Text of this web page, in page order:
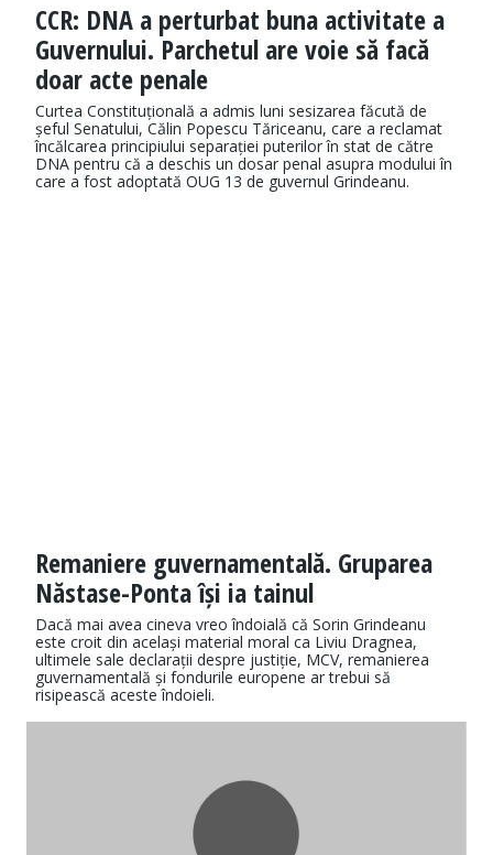
CCR: DNA a perturbat buna activitate a
Guvernului. Parchetul are voie să facă
doar acte penale
Curtea Constituțională a admis luni sesizarea făcută de
șeful Senatului, Călin Popescu Tăriceanu, care a reclamat
încălcarea principiului separației puterilor în stat de către
DNA pentru că a deschis un dosar penal asupra modului în
care a fost adoptată OUG 13 de guvernul Grindeanu.
Remaniere guvernamentală. Gruparea
Năstase-Ponta își ia tainul
Dacă mai avea cineva vreo îndoială că Sorin Grindeanu
este croit din același material moral ca Liviu Dragnea,
ultimele sale declarații despre justiție, MCV, remanierea
guvernamentală și fondurile europene ar trebui să
risipească aceste îndoieli.